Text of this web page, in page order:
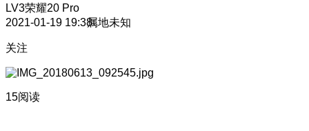
LV3荣耀20 Pro
2021-01-19 19:38属地未知
关注
15阅读